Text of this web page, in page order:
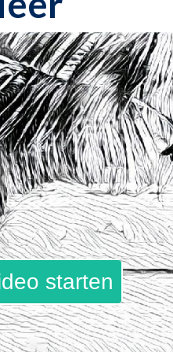
starten